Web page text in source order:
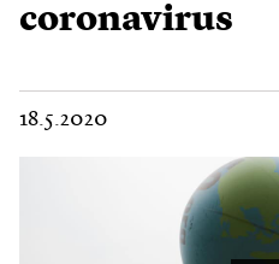
coronavirus
18.5.2020